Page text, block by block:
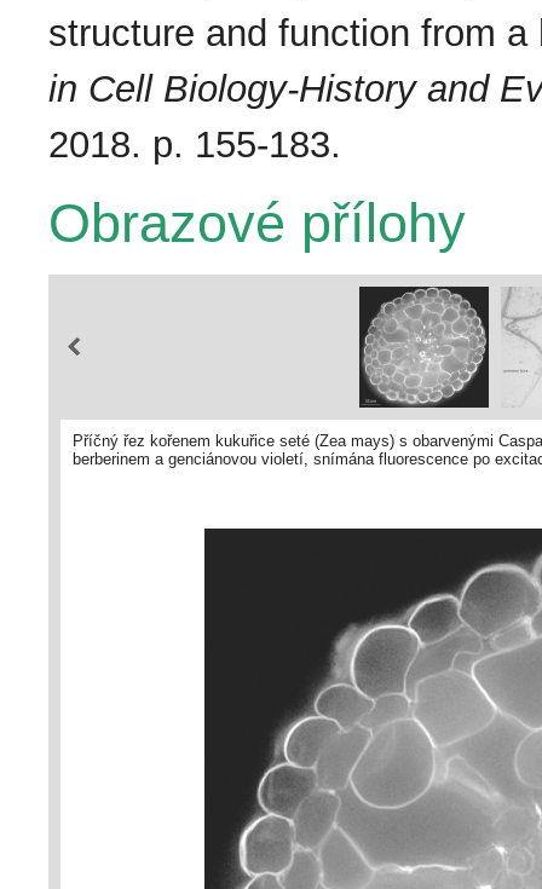
structure and function from
in Cell Biology-History and
2018. p. 155-183.
Obrazové přílohy
Příčný řez kořenem kukuřice seté (Zea mays) s obarvenými
berberinem a genciánovou violetí, snímána fluorescence po